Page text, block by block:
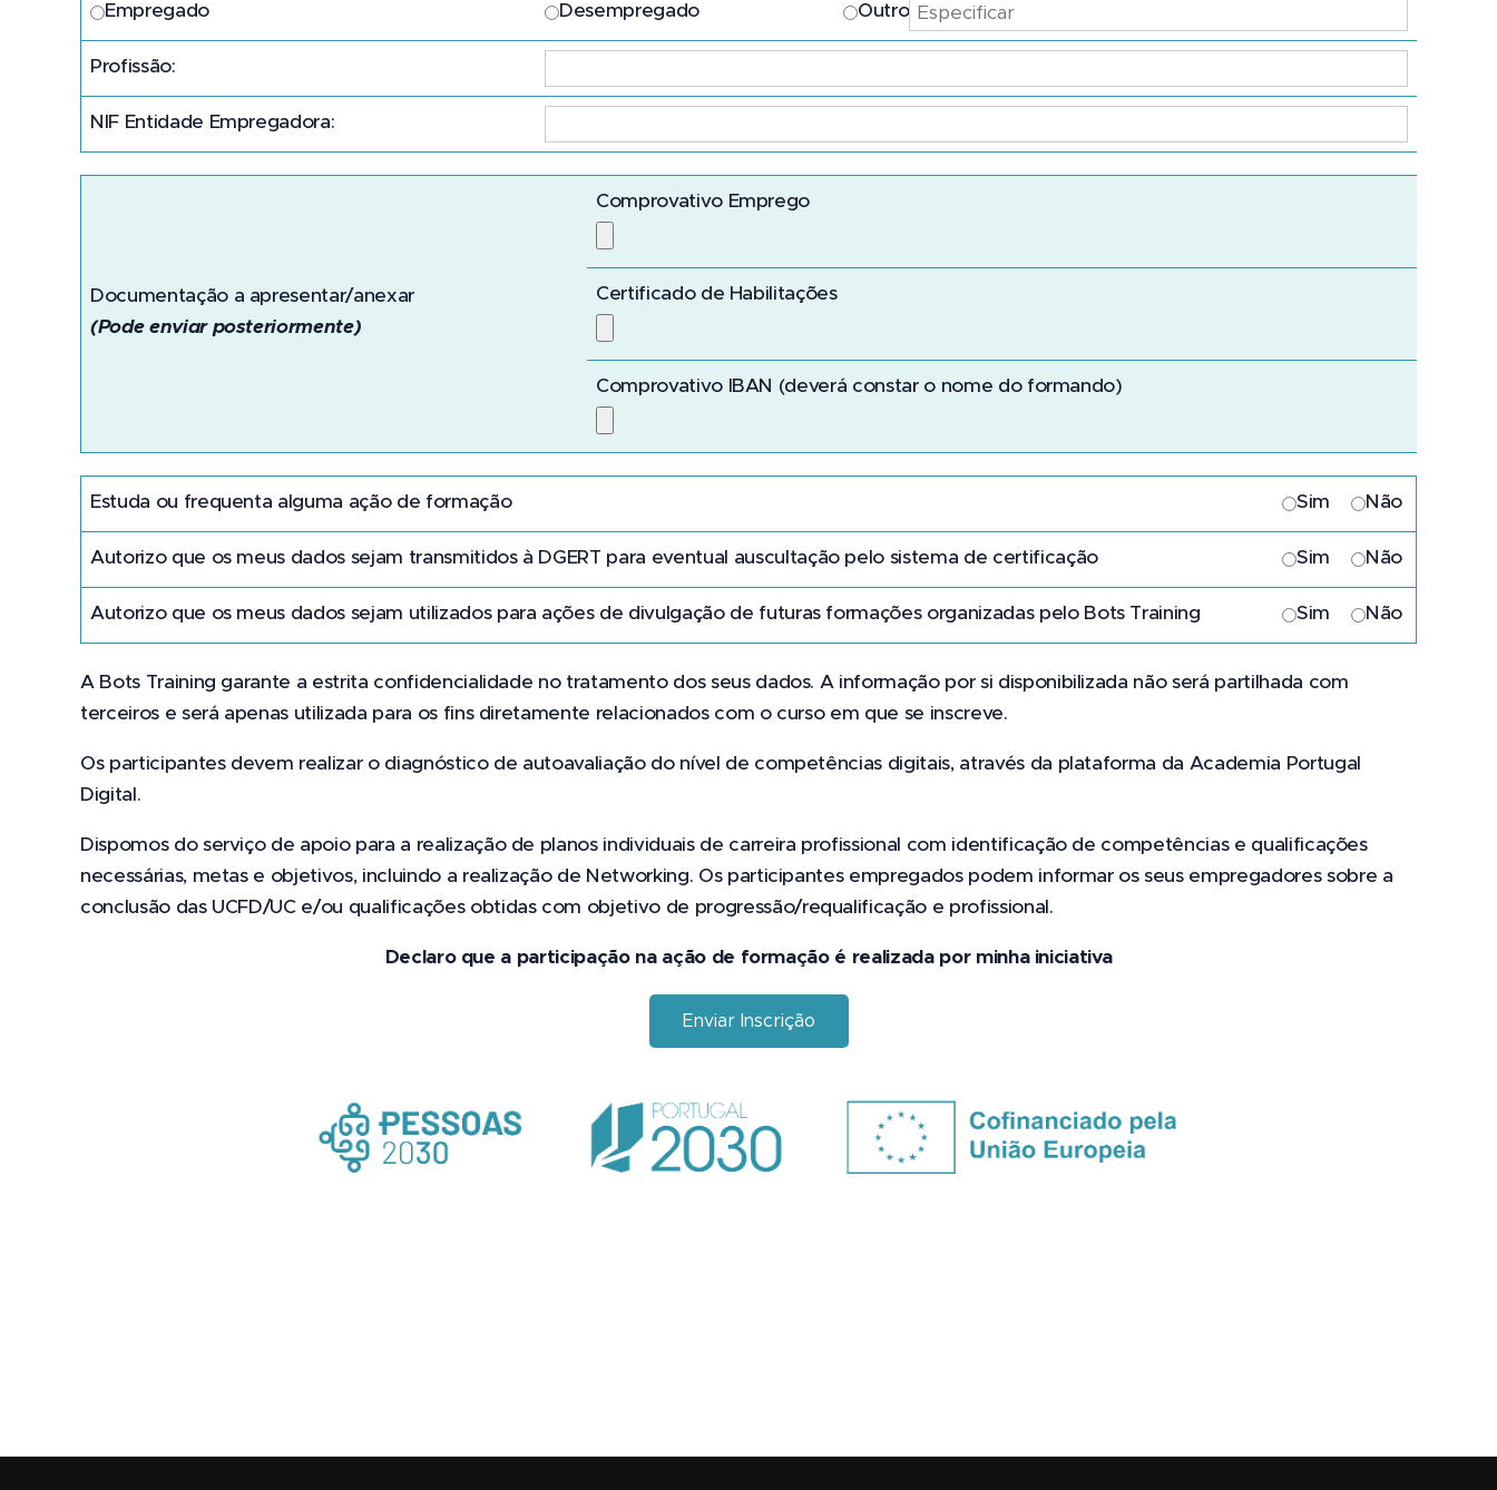
Empregado Desempregado Outro
Profissão:
NIF Entidade Empregadora:
Documentação a apresentar/anexar
(Pode enviar posteriormente)
Comprovativo Emprego
Certificado de Habilitações
Comprovativo IBAN (deverá constar o nome do formando)
Estuda ou frequenta alguma ação de formação Sim Não
Autorizo que os meus dados sejam transmitidos à DGERT para eventual auscultação pelo sistema de certificação Sim Não
Autorizo que os meus dados sejam utilizados para ações de divulgação de futuras formações organizadas pelo Bots Training Sim Não
A Bots Training garante a estrita confidencialidade no tratamento dos seus dados. A informação por si disponibilizada não será partilhada com
terceiros e será apenas utilizada para os fins diretamente relacionados com o curso em que se inscreve.
Os participantes devem realizar o diagnóstico de autoavaliação do nível de competências digitais, através da plataforma da Academia Portugal
Digital.
Dispomos do serviço de apoio para a realização de planos individuais de carreira profissional com identificação de competências e qualificações
necessárias, metas e objetivos, incluindo a realização de Networking. Os participantes empregados podem informar os seus empregadores sobre a
conclusão das UCFD/UC e/ou qualificações obtidas com objetivo de progressão/requalificação e profissional.
Declaro que a participação na ação de formação é realizada por minha iniciativa
Enviar Inscrição